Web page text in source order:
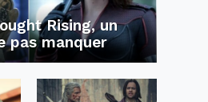
Rising, un
pas manquer